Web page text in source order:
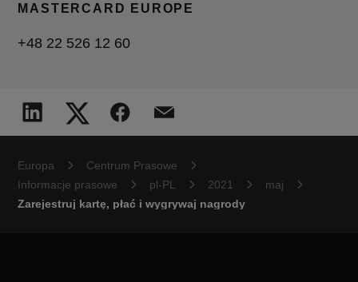
MASTERCARD EUROPE
+48 22 526 12 60
Europa
Centrum Prasowe
Informacje prasowe
pl-PL 2021
maj
Zarejestruj kartę, płać i wygrywaj nagrody